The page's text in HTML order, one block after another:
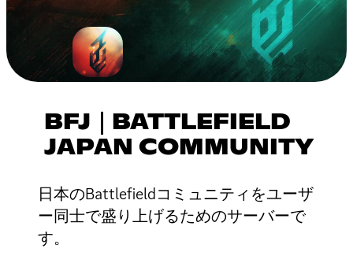
BFJ｜BATTLEFIELD
JAPAN COMMUNITY
日本のBattlefieldコミュニティをユーザ
ー同士で盛り上げるためのサーバーで
す。